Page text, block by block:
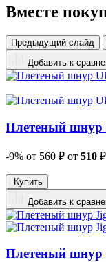
Вместе
Предыдущий слайд
Добавить к
Плетеный шнур
-9% от 560₽ от 510 ₽
Купить
Добавить к
Плетеный шнур